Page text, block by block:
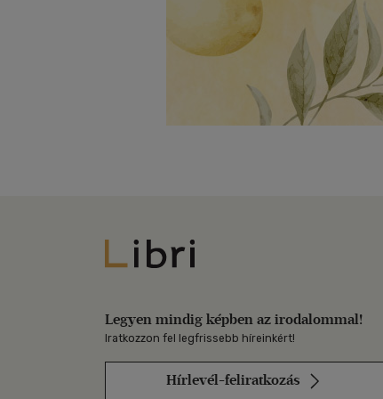
Libri
Legyen mindig képben az irodalommal!
Iratkozzon fel legfrissebb híreinkért!
Hírlevél-feliratkozás